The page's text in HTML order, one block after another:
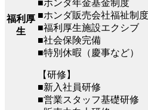
福利厚
生
■ホンダ年金基金制度
■ホンダ販売会社福祉制度
■福利厚生施設エクシブ
■社会保険完備
■特別休暇（慶事など）
【研修】
■新入社員研修
■営業スタッフ基礎研修